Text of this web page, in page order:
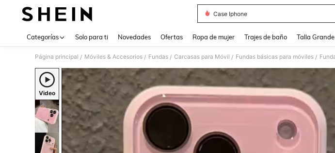
Case Iphone
Categorías Solo para ti Novedades Ofertas Ropa de mujer Trajes de baño Talla Grande
Página principal / Móviles & Accesorios / Fundas / Carcasas para Móvil / Fundas básicas para móviles /
Video